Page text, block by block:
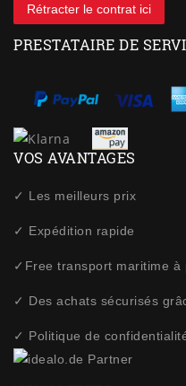
Rétracter le contrat ici
PRESTATAIRE DE
VOS AVANTAGES
✓ Les meilleurs prix
✓ Expédition rapide
✓Free transport maritime à
✓ Des achats sécurisés
✓ Politique de